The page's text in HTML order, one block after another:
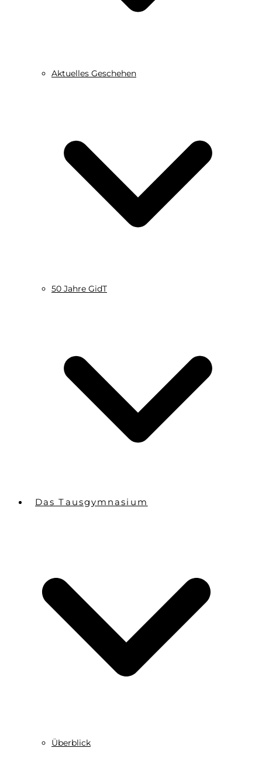
Aktuelles Geschehen
50 Jahre GidT
Das Tausgymnasium
Überblick